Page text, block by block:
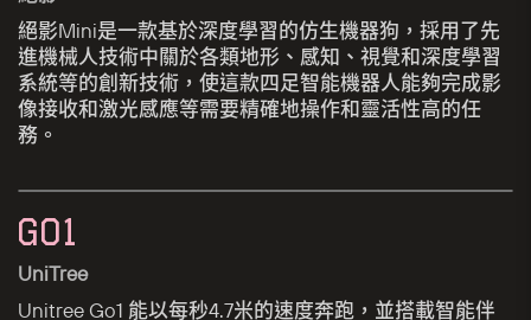
絕影Mini是一款基於深度學習的仿生機器狗，採用了先
進機械人技術中關於各類地形、感知、視覺和深度學習
系統等的創新技術，使這款四足智能機器人能夠完成影
像接收和激光感應等需要精確地操作和靈活性高的任
務。
GO1
UniTree
Unitree Go1 能以每秒4.7米的速度奔跑，並搭載智能伴